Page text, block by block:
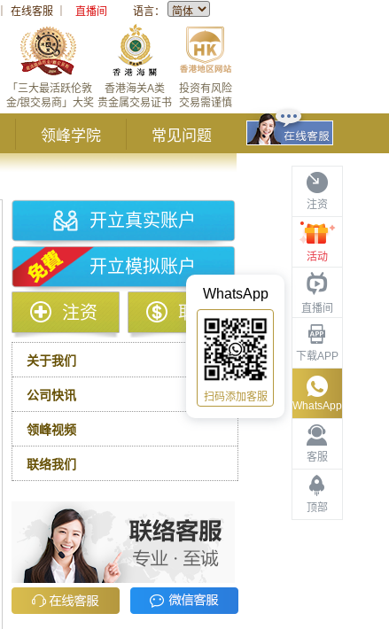
在线客服 直播间 语言：
投资有风险
交易需谨慎
香港海关A类
贵金属交易证书
「三大最活跃伦敦
金/银交易商」大奖
领峰学院 常见问题
注资
活动
直播间
下载APP
客服
顶部
WhatsApp
WhatsApp
扫码添加客服
开立真实账户
开立模拟账户
注资 取款
关于我们
公司快讯
领峰视频
联络我们